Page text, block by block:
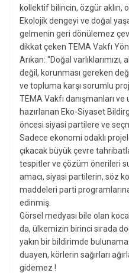
kollektif bilincin, özgür aklın,
Ekolojik dengeyi ve doğal
gelmenin geri dönülemez
dikkat çeken TEMA Vakfı
Arıkan: "Doğal varlıklarımızı,
değil, korunması gereken
ve topluma karşı sorumlu
TEMA Vakfı danışmanları
hazırlanan Eko-Siyaset
öncesi siyasi partilere ve
Sadece ekonomi odaklı
çıkacak büyük çevre
tespitler ve çözüm önerileri
amacı, siyasi partilerin, söz
maddeleri parti
edinmiş.
Görsel medyası bile olan
da, ülkemizin birinci sırada
yakın bir bildirimde
duayen, körlerin sağırları
gidemez !